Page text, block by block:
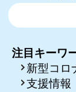
注目キーワ
新型コロ
支援情報